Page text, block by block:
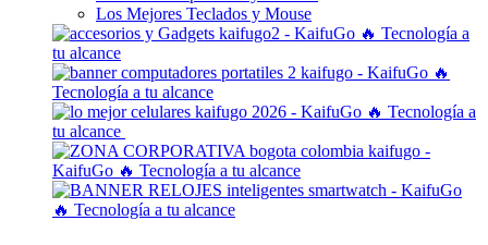
Los Mejores Teclados y Mouse